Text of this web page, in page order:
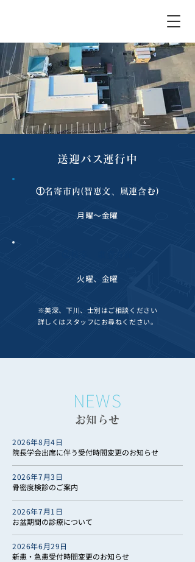
なよろ内科クリニック｜名寄市の内科クリニック
送迎バス運行中
①名寄市内(智恵文、風連含む)
月曜～金曜
火曜、金曜
※美深、下川、士別はご相談ください
詳しくはスタッフにお尋ねください。
NEWS
​お知らせ
2026年8月4日
院長学会出席に伴う受付時間変更のお知らせ
2026年7月3日
骨密度検診のご案内
2026年7月1日
お盆期間の診療について
2026年6月29日
新患・急患受付時間変更のお知らせ